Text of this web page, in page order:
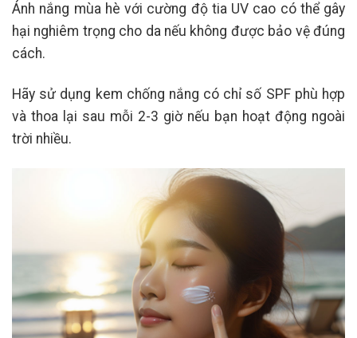
Ánh nắng mùa hè với cường độ tia UV cao có thể gây
hại nghiêm trọng cho da nếu không được bảo vệ đúng
cách.
Hãy sử dụng kem chống nắng có chỉ số SPF phù hợp
và thoa lại sau mỗi 2-3 giờ nếu bạn hoạt động ngoài
trời nhiều.